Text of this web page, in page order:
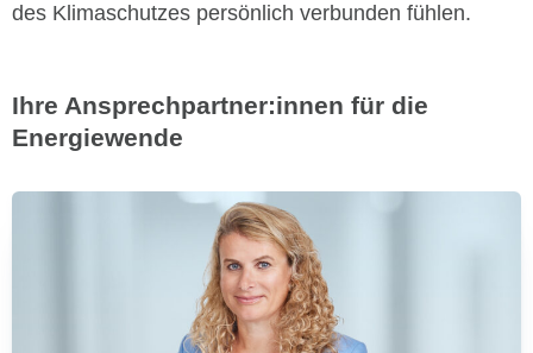
des Klimaschutzes persönlich verbunden fühlen.
Ihre Ansprechpartner:innen für die
Energiewende